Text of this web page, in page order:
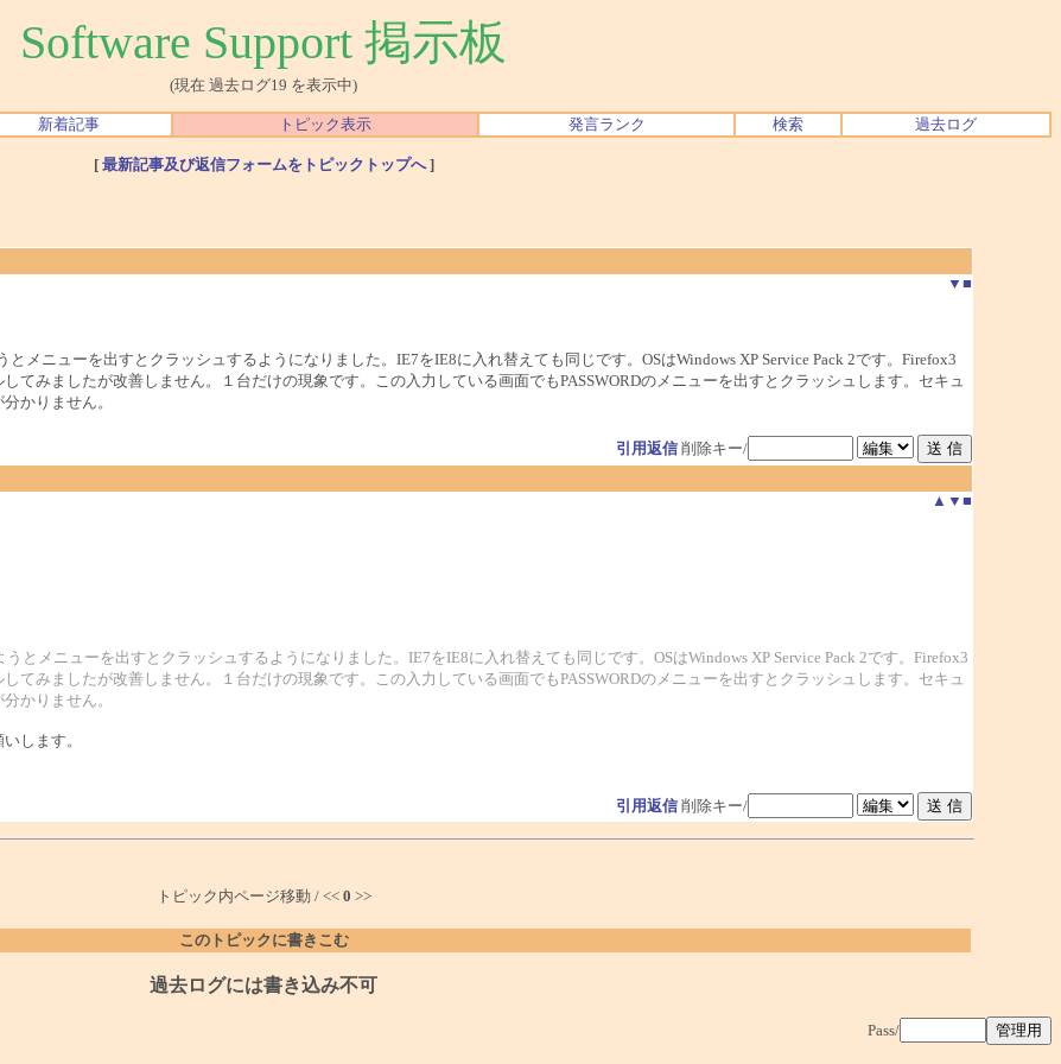
Software Support 掲示板
(現在 過去ログ19 を表示中)
新着記事 トピック表示 発言ランク 検索 過去ログ
[ 最新記事及び返信フォームをトピックトップへ]
▼ ■
とメニューを出すとクラッシュするようになりました。IE7をIE8に入れ替えても同じです。OSはWindows XP Service Pack 2です。Firefox3
てみましたが改善しません。１台だけの現象です。この入力している画面でもPASSWORDのメニューを出すとクラッシュします。セキュ
かりません。
引用返信 削除キー/
▲ ▼ ■
うとメニューを出すとクラッシュするようになりました。IE7をIE8に入れ替えても同じです。OSはWindows XP Service Pack 2です。Firefox3
てみましたが改善しません。１台だけの現象です。この入力している画面でもPASSWORDのメニューを出すとクラッシュします。セキュ
かりません。
します。
引用返信 削除キー/
トピック内ページ移動 / << 0 >>
このトピックに書きこむ
過去ログには書き込み不可
Pass/